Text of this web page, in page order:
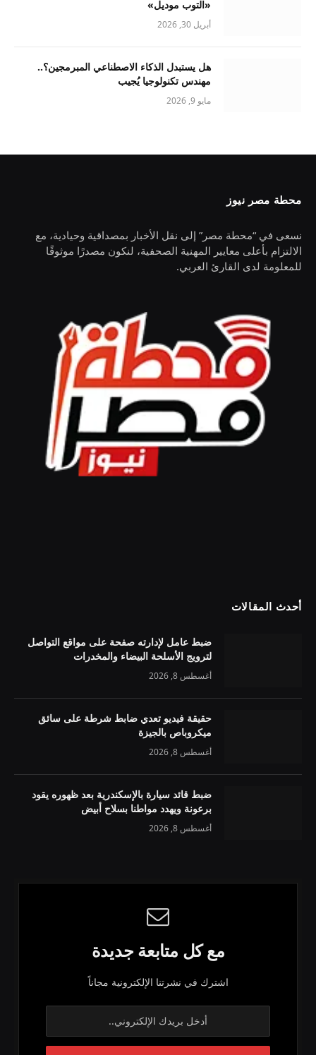
«التوب موديل»
أبريل 30, 2026
هل يستبدل الذكاء الاصطناعي المبرمجين؟..
مهندس تكنولوجيا يُجيب
مايو 9, 2026
محطة مصر نيوز
نسعى في “محطة مصر” إلى نقل الأخبار بمصداقية وحيادية، مع
الالتزام بأعلى معايير المهنية الصحفية، لنكون مصدرًا موثوقًا
للمعلومة لدى القارئ العربي.
أحدث المقالات
ضبط عامل لإدارته صفحة على مواقع التواصل
لترويج الأسلحة البيضاء والمخدرات
أغسطس 8, 2026
حقيقة فيديو تعدي ضابط شرطة على سائق
ميكروباص بالجيزة
أغسطس 8, 2026
ضبط قائد سيارة بالإسكندرية بعد ظهوره يقود
برعونة ويهدد مواطنا بسلاح أبيض
أغسطس 8, 2026
مع كل متابعة جديدة
اشترك في نشرتنا الإلكترونية مجاناً